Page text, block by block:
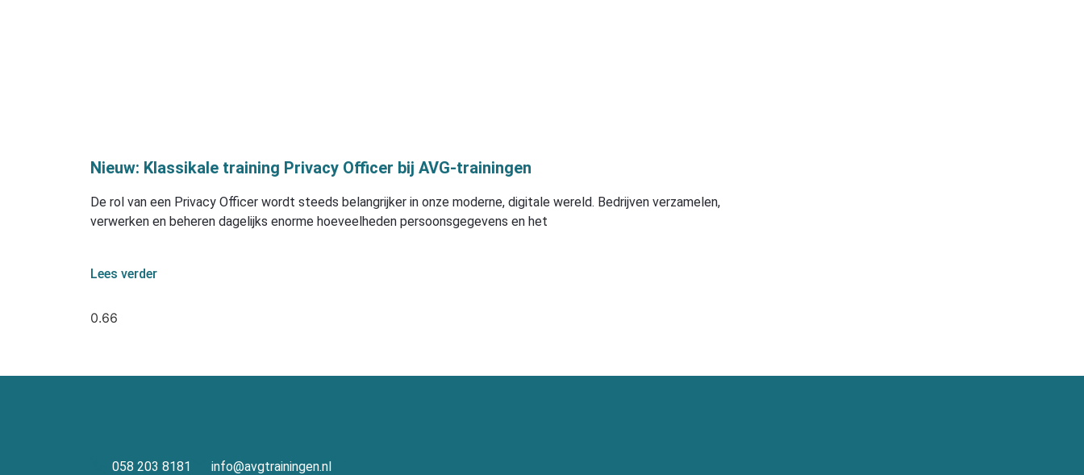
Nieuw: Klassikale training Privacy Officer bij AVG-trainingen
De rol van een Privacy Officer wordt steeds belangrijker in onze moderne, digitale wereld. Bedrijven verzamelen,
verwerken en beheren dagelijks enorme hoeveelheden persoonsgegevens en het
Lees verder
058 203 8181 info@avgtrainingen.nl